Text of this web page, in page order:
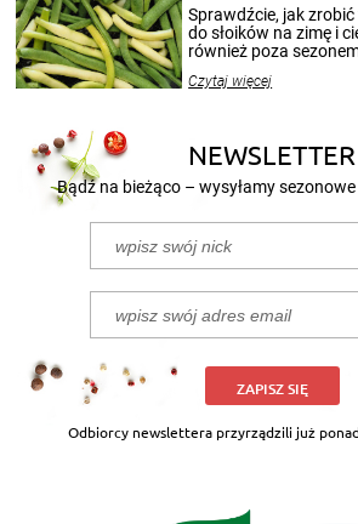
patenty, które
przetworów.
Sprawdźcie, jak
do słoików na zimę i
również poza
nasze propozycje!
Czytaj więcej
NEWSLETTER
Bądź na bieżąco – wysyłamy
ZAPISZ SIĘ
Odbiorcy newslettera przyrządzili już